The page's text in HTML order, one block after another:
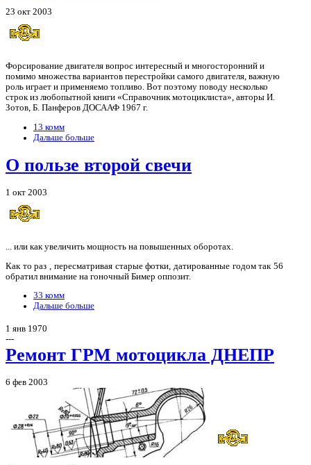
23 окт 2003
Форсирование двигателя вопрос интересный и многосторонний и
помимо множества вариантов перестройки самого двигателя, важную
роль играет и применяемо топливо. Вот поэтому поводу несколько
строк из любопытной книги «Справочник мотоциклиста», авторы И.
Зотов, Б. Панферов ДОСААФ 1967 г.
13 комм
Дальше больше
О пользе второй свечи
1 окт 2003
... или как увеличить мощность на повышенных оборотах.
Как то раз , пересматривая старые фотки, датированные годом так 56
обратил внимание на гоночный Бимер оппозит.
33 комм
Дальше больше
1 янв 1970
---
Ремонт ГРМ мотоцикла ДНЕПР
6 фев 2003